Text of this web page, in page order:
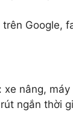
Google,
nâng,
ngắn thời